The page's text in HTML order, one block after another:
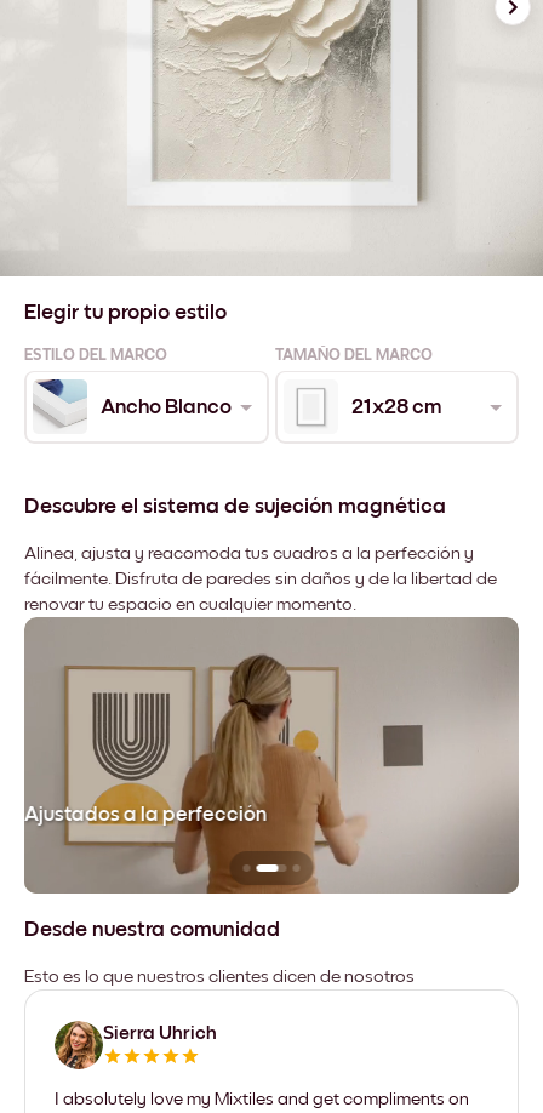
Elegir tu propio estilo
ESTILO DEL MARCO TAMAÑO DEL MARCO
Ancho Blanco 21x28 cm
Descubre el sistema de sujeción magnética
Alinea, ajusta y reacomoda tus cuadros a la perfección y
fácilmente. Disfruta de paredes sin daños y de la libertad de
renovar tu espacio en cualquier momento.
Ajustados a la perfección
Desde nuestra comunidad
Esto es lo que nuestros clientes dicen de nosotros
Sierra Uhrich
I absolutely love my Mixtiles and get compliments on